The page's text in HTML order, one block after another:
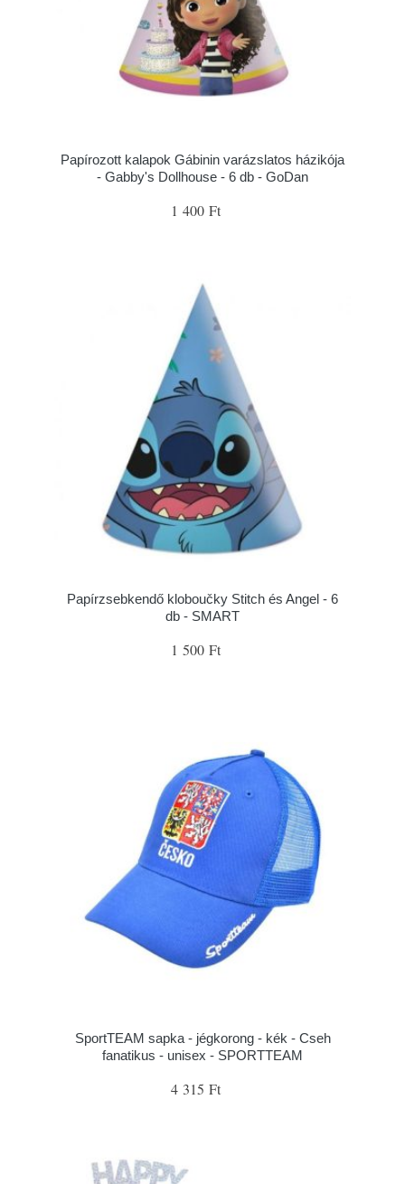
Papírozott kalapok Gábinin varázslatos házikója
- Gabby's Dollhouse - 6 db - GoDan
1 400 Ft
Papírzsebkendő kloboučky Stitch és Angel - 6
db - SMART
1 500 Ft
SportTEAM sapka - jégkorong - kék - Cseh
fanatikus - unisex - SPORTTEAM
4 315 Ft